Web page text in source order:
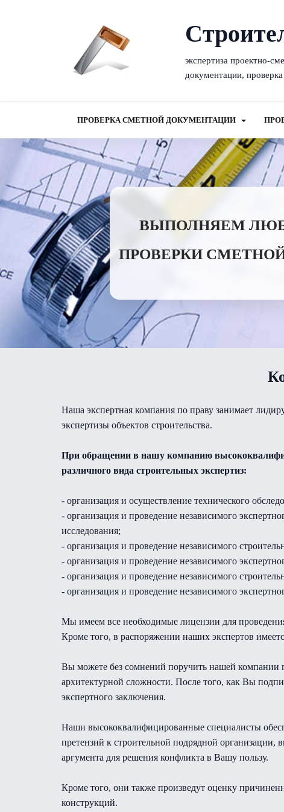
экспертиза проектно-
документации,
ПРОВЕРКА СМЕТНОЙ ДОКУМЕНТАЦИИ
ВЫПОЛНЯЕМ
ПРОВЕРКИ
Наша экспертная компания по праву занимает
экспертизы объектов строительства.
При обращении в нашу компанию
различного вида строительных экспертиз:
- организация и осуществление технического
- организация и проведение независимого
исследования;
- организация и проведение независимого
- организация и проведение независимого
- организация и проведение независимого
- организация и проведение независимого
Мы имеем все необходимые лицензии для
Кроме того, в распоряжении наших экспертов
Вы можете без сомнений поручить нашей компании
архитектурной сложности. После того, как Вы
экспертного заключения.
Наши высококвалифицированные специалисты
претензий к строительной подрядной организации,
аргумента для решения конфликта в Вашу пользу.
Кроме того, они также произведут оценку
конструкций.